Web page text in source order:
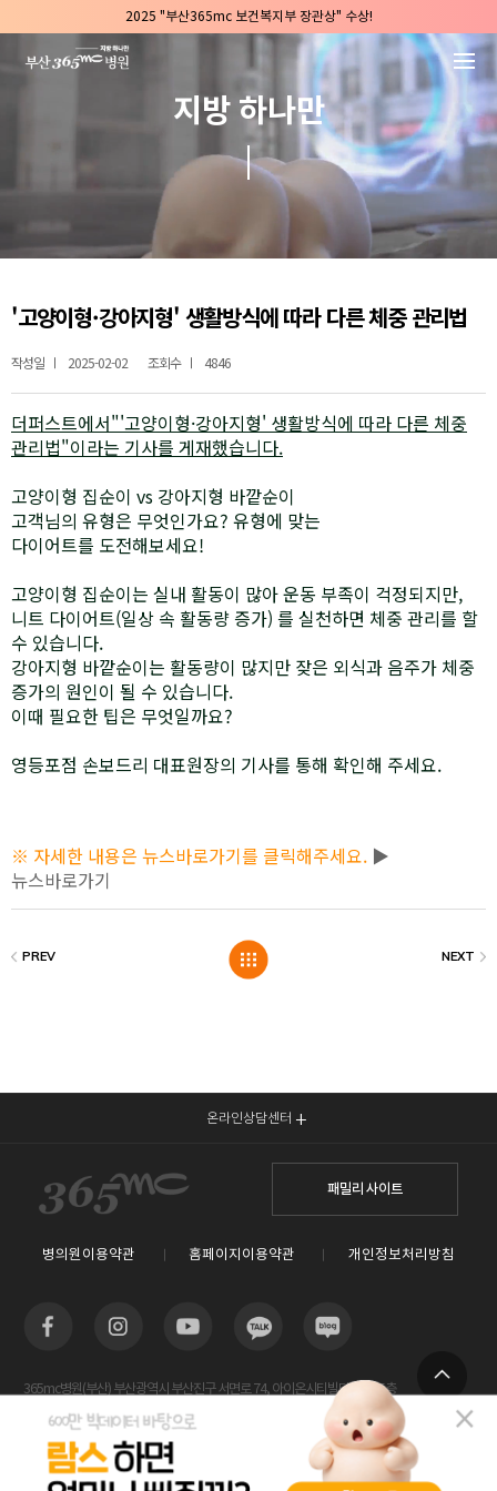
2025 "부산365mc 보건복지부 장관상" 수상!
부산365mc병원, 8/15(토) 광복절 정상진료
부산365mc병원, 2년 연속 "Awards 2관왕" 수상
2025 "부산365mc 보건복지부 장관상" 수상!
지방 하나만
'고양이형·강아지형' 생활방식에 따라 다른 체중 관리법
작성일 2025-02-02 조회수 4846
더퍼스트에서"'고양이형·강아지형' 생활방식에 따라 다른 체중
관리법"이라는 기사를 게재했습니다.
고양이형 집순이 vs 강아지형 바깥순이
고객님의 유형은 무엇인가요? 유형에 맞는
다이어트를 도전해보세요!
고양이형 집순이는 실내 활동이 많아 운동 부족이 걱정되지만,
니트 다이어트(일상 속 활동량 증가) 를 실천하면 체중 관리를 할
수 있습니다.
강아지형 바깥순이는 활동량이 많지만 잦은 외식과 음주가 체중
증가의 원인이 될 수 있습니다.
이때 필요한 팁은 무엇일까요?
영등포점 손보드리 대표원장의 기사를 통해 확인해 주세요.
※ 자세한 내용은 뉴스바로가기를 클릭해주세요. ▶
뉴스바로가기
TOP
온라인상담센터
패밀리 사이트
병의원이용약관 홈페이지이용약관 개인정보처리방침
365mc병원(부산) 부산광역시 부산진구 서면로 74, 아이온시티빌딩 13~15층
사업자등록번호 : 605-26-86822 / 박윤찬, 김남철 / 대표전화번호 / 1577-3653
람스 스페셜센터(해운대) 부산광역시 해운대구 센텀2로 20(우동) 센텀타워메디컬 14층
사업자등록번호 : 209-24-42511 / 서성훈